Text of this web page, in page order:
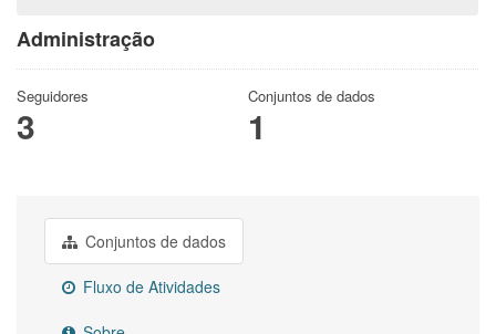
Administração
Seguidores
3
Conjuntos de dados
1
Conjuntos de dados
Fluxo de Atividades